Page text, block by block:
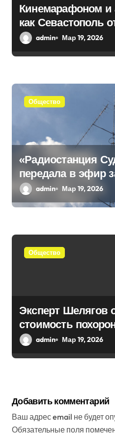
п
и
я
Кинемарафоном и
как Севастополь
воссоединение с
admin Мар 19, 2026
Общество
«Радиостанция
передала в эфир
admin Мар 19, 2026
Общество
Эксперт Шелягов
стоимость
России
admin Мар 19, 2026
Добавить комментарий
Ваш адрес email не будет
Обязательные поля